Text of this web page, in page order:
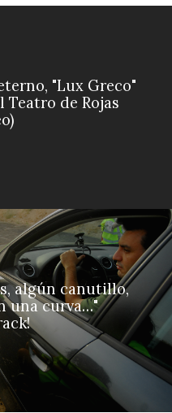
"Lux Greco"
Teatro de Rojas
algún canutillo,
una curva…"